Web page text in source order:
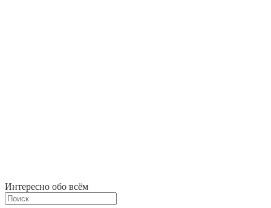
Интересно обо всём